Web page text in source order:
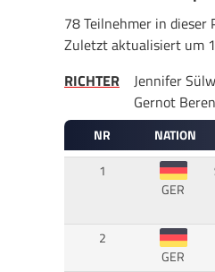
78 Teilnehmer in dieser
Zuletzt aktualisiert um
RICHTER
Jennifer
Gernot
NR NATION
1
GER
2
GER